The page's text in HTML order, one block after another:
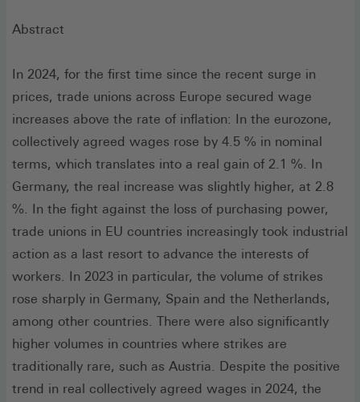
Abstract
In 2024, for the first time since the recent surge in
prices, trade unions across Europe secured wage
increases above the rate of inflation: In the eurozone,
collectively agreed wages rose by 4.5 % in nominal
terms, which translates into a real gain of 2.1 %. In
Germany, the real increase was slightly higher, at 2.8
%. In the fight against the loss of purchasing power,
trade unions in EU countries increasingly took industrial
action as a last resort to advance the interests of
workers. In 2023 in particular, the volume of strikes
rose sharply in Germany, Spain and the Netherlands,
among other countries. There were also significantly
higher volumes in countries where strikes are
traditionally rare, such as Austria. Despite the positive
trend in real collectively agreed wages in 2024, the